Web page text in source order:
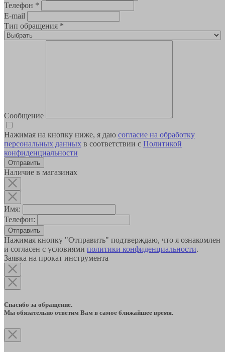
Телефон *
E-mail
Тип обращения *
Сообщение
Нажимая на кнопку ниже, я даю согласие на обработку
персональных данных в соответствии с Политикой
конфиденциальности
Наличие в магазинах
Имя:
Телефон:
Отправить
Нажимая кнопку "Отправить" подтверждаю, что я ознакомлен
и согласен с условиями политики конфиденциальности.
Заявка на прокат инструмента
Спасибо за обращение.
Мы обязательно ответим Вам в самое ближайшее время.